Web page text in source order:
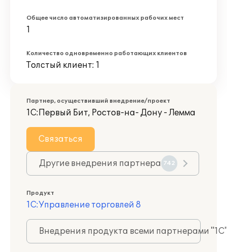
Общее число автоматизированных рабочих мест
1
Количество одновременно работающих клиентов
Толстый клиент: 1
Партнер, осуществивший внедрение/проект
1С:Первый Бит, Ростов-на- Дону - Лемма
Связаться
Другие внедрения партнера 742
Продукт
1С:Управление торговлей 8
Внедрения продукта всеми партнерами